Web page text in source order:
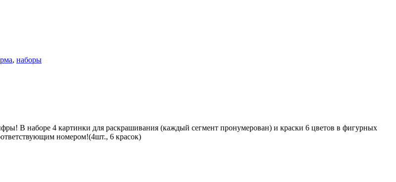
, наборы
В наборе 4 картинки для раскрашивания (каждый сегмент пронумерован) и краски 6 цветов в фигурных
номером!(4шт., 6 красок)